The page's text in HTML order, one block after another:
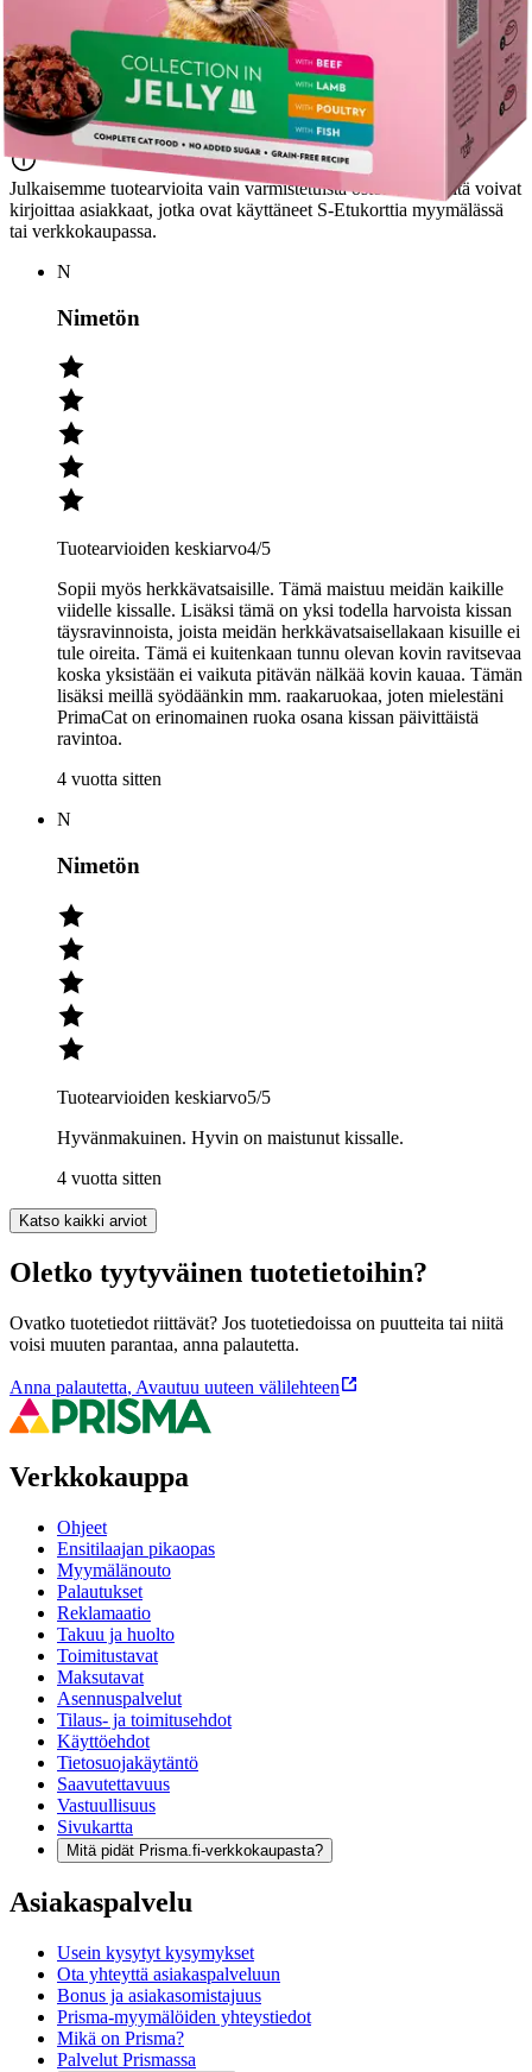
Tuotearvioiden keskiarvo 4,3/5
(3)arviota
Julkaisemme tuotearvioita vain varmistetuista ostoksista. Niitä voivat
kirjoittaa asiakkaat, jotka ovat käyttäneet S-Etukorttia myymälässä
tai verkkokaupassa.
N
Nimetön
Tuotearvioiden keskiarvo4/5
Sopii myös herkkävatsaisille. Tämä maistuu meidän kaikille
viidelle kissalle. Lisäksi tämä on yksi todella harvoista kissan
täysravinnoista, joista meidän herkkävatsaisellakaan kisuille ei
tule oireita. Tämä ei kuitenkaan tunnu olevan kovin ravitsevaa
koska yksistään ei vaikuta pitävän nälkää kovin kauaa. Tämän
lisäksi meillä syödäänkin mm. raakaruokaa, joten mielestäni
PrimaCat on erinomainen ruoka osana kissan päivittäistä
ravintoa.
4 vuotta sitten
N
Nimetön
Tuotearvioiden keskiarvo5/5
Hyvänmakuinen. Hyvin on maistunut kissalle.
4 vuotta sitten
Katso kaikki arviot
Oletko tyytyväinen tuotetietoihin?
Ovatko tuotetiedot riittävät? Jos tuotetiedoissa on puutteita tai niitä
voisi muuten parantaa, anna palautetta.
Anna palautetta, Avautuu uuteen välilehteen
Verkkokauppa
Ohjeet
Ensitilaajan pikaopas
Myymälänouto
Palautukset
Reklamaatio
Takuu ja huolto
Toimitustavat
Maksutavat
Asennuspalvelut
Tilaus- ja toimitusehdot
Käyttöehdot
Tietosuojakäytäntö
Saavutettavuus
Vastuullisuus
Sivukartta
Mitä pidät Prisma.fi-verkkokaupasta?
Asiakaspalvelu
Usein kysytyt kysymykset
Ota yhteyttä asiakaspalveluun
Bonus ja asiakasomistajuus
Prisma-myymälöiden yhteystiedot
Mikä on Prisma?
Palvelut Prismassa